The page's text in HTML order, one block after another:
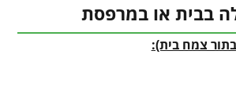
בבית או במרפסת
צמח בית):